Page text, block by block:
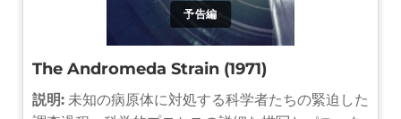
予告編
The Andromeda Strain (1971)
説明: 未知の病原体に対処する科学者たちの緊迫した